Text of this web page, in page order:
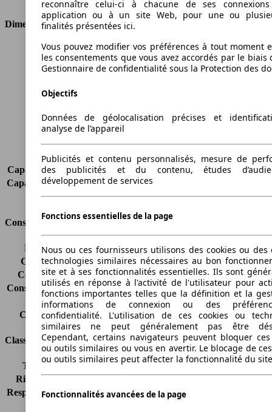
Dimensions
Longueur
4336 mm
Hauteur
1498 mm
Empattement
Charge maximale
475 kg
Portes
Sièges
2
Charge sur toit
-
Capacité de remorquage (sans freins) 500 kg
Capacité de remorquage (avec freins)
Volume du coffre
400 - 1175 l
Consommation
Émissions de CO2*
113 g/km (komb.)
Consommation (ville)
5.3 l/100km
Consommation (route)
3.7 l/100km
Consommation (combinée)* 4.3 l/100km
Classe d'émissions
Euro 5
Capacité du réservoir
58 l
Classes d'assurance
Tous risques
-
Risques partiels
Responsabilité civile -
reconnaître celui-ci à chacune de ses
application ou à un site Web, pour une ou
finalités présentées ici.
Vous pouvez modifier vos préférences à tout moment
les consentements que vous avez accordés par le biais
Gestionnaire de confidentialité sous la Protection des
Objectifs
Données de géolocalisation précises et
analyse de l’appareil
Publicités et contenu personnalisés, mesure de
des publicités et du contenu, études
développement de services
Fonctions essentielles de la page
Nous ou ces fournisseurs utilisons des cookies ou des
technologies similaires nécessaires au bon
site et à ses fonctionnalités essentielles. Ils sont
utilisés en réponse à l'activité de l'utilisateur pour
fonctions importantes telles que la définition et la
informations de connexion ou des
confidentialité. L'utilisation de ces cookies ou
similaires ne peut généralement pas être
Cependant, certains navigateurs peuvent bloquer ces
ou outils similaires ou vous en avertir. Le blocage de
ou outils similaires peut affecter la fonctionnalité du
Fonctionnalités avancées de la page